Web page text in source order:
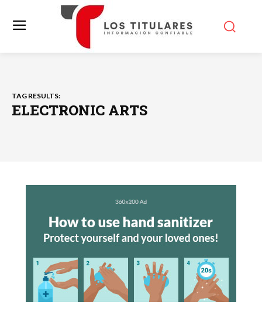
TAG RESULTS:
ELECTRONIC ARTS